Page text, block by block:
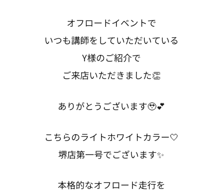
オフロードイベントで
いつも講師をしていただいている
Y様のご紹介で
ご来店いただきました👏
ありがとうございます🥹💕
こちらのライトホワイトカラー🤍
堺店第一号でございます✨
本格的なオフロード走行を